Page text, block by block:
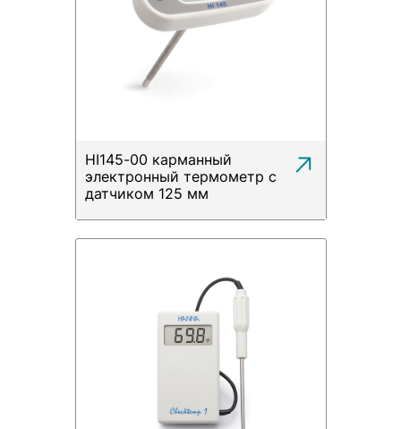
HI145-00 карманный
электронный термометр с
датчиком 125 мм